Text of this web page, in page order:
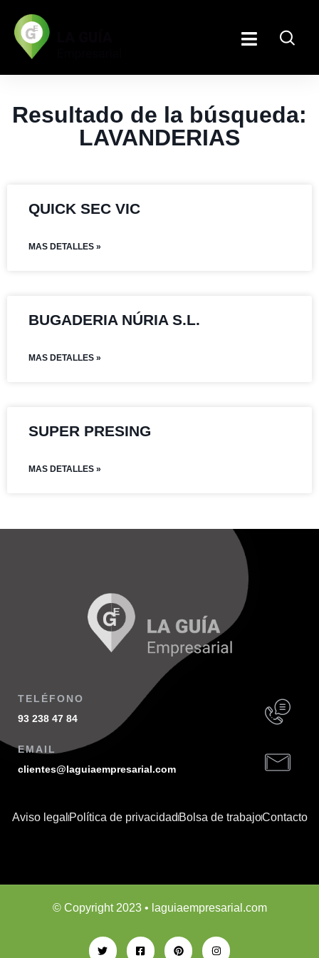
Resultado de la búsqueda:
LAVANDERIAS
QUICK SEC VIC
MAS DETALLES »
BUGADERIA NÚRIA S.L.
MAS DETALLES »
SUPER PRESING
MAS DETALLES »
TELÉFONO
93 238 47 84
EMAIL
clientes@laguiaempresarial.com
Aviso legal Política de privacidadBolsa de trabajoContacto
© Copyright 2023 • laguiaempresarial.com